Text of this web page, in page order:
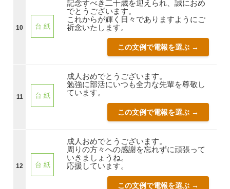
10 台 紙
記念すべき二十歳を迎えられ、誠におめ
でとうございます。
これからが輝く日々でありますようにご
祈念いたします。
この文例で電報を選ぶ →
11 台 紙
成人おめでとうございます。
勉強に部活にいつも全力な先輩を尊敬し
ています。
この文例で電報を選ぶ →
12 台 紙
成人おめでとうございます。
周りの方々への感謝を忘れずに頑張って
いきましょうね。
応援しています。
この文例で電報を選ぶ →